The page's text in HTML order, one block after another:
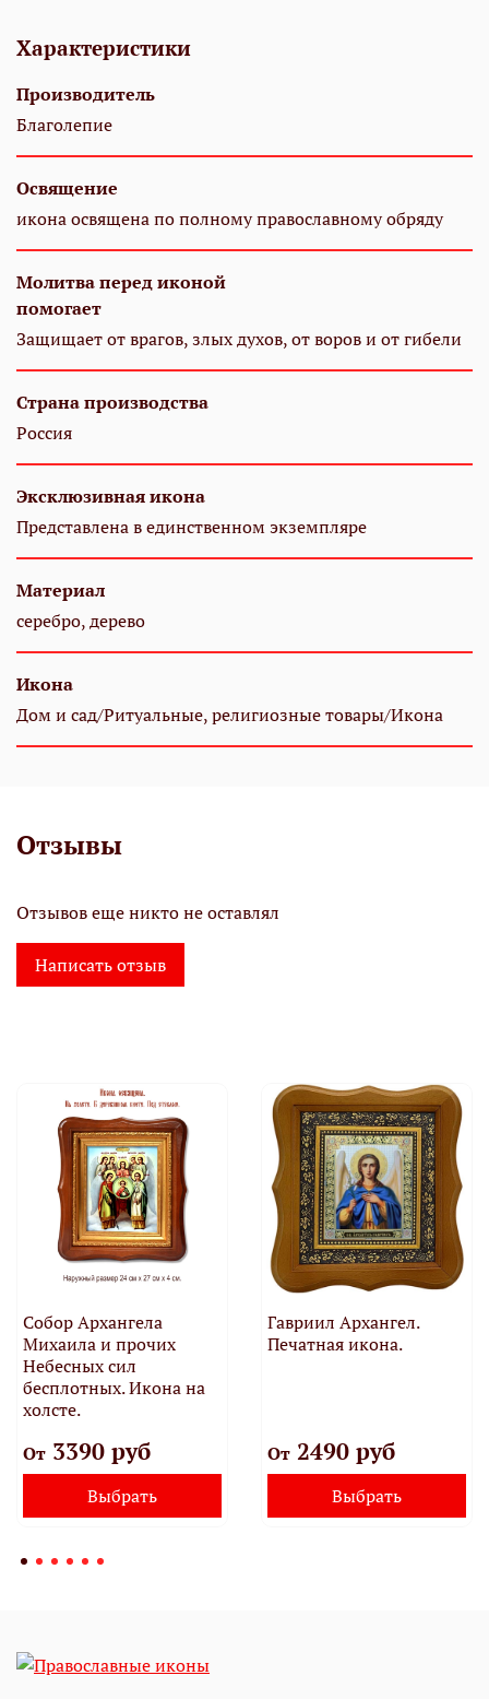
Характеристики
Производитель
Благолепие
Освящение
икона освящена по полному православному обряду
Молитва перед иконой
помогает
Защищает от врагов, злых духов, от воров и от гибели
Страна производства
Россия
Эксклюзивная икона
Представлена в единственном экземпляре
Материал
серебро, дерево
Икона
Дом и сад/Ритуальные, религиозные товары/Икона
Отзывы
Отзывов еще никто не оставлял
Написать отзыв
Собор Архангела
Михаила и прочих
Небесных сил
бесплотных. Икона на
холсте.
От3390 руб
Выбрать
Гавриил Архангел.
Печатная икона.
От2490 руб
Выбрать